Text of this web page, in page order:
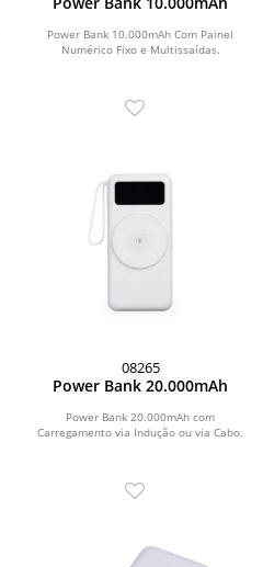
Power Bank 10.000mAh Com Painel
Numérico Fixo e Multissaídas.
08265
Power Bank 20.000mAh
Power Bank 20.000mAh com
Carregamento via Indução ou via Cabo.